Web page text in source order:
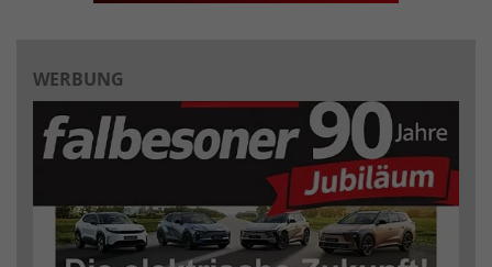
WERBUNG